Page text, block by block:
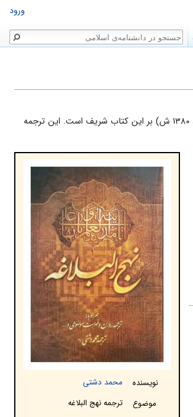
(م، ۱۳۸۰ ش) بر این کتاب شریف است. این ترجمه
نویسنده
محمد دشتی
موضوع
ترجمه نهج البلاغه
ورود
جستجو